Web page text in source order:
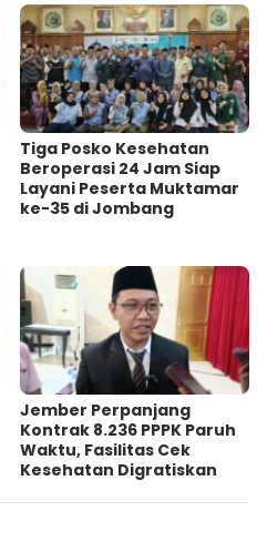
Tiga Posko Kesehatan
Beroperasi 24 Jam Siap
Layani Peserta Muktamar
ke-35 di Jombang
Jember Perpanjang
Kontrak 8.236 PPPK Paruh
Waktu, Fasilitas Cek
Kesehatan Digratiskan